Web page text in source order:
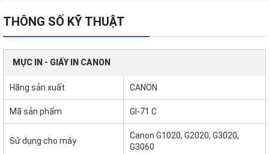
THÔNG SỐ KỸ THUẬT
MỰC IN - GIẤY IN CANON
Hãng sản xuất CANON
Mã sản phẩm GI-71 C
Sử dụng cho máy
Canon G1020, G2020, G3020,
G3060